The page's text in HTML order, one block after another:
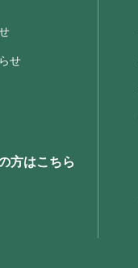
せ
方はこちら